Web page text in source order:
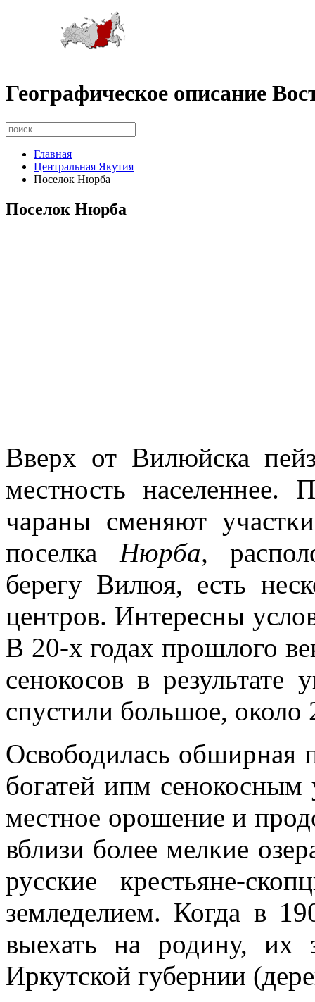
Географическое описание
Главная
Центральная Якутия
Поселок Нюрба
Поселок Нюрба
Вверх от Вилюйска
местность населеннее.
чараны сме­няют
поселка Нюрба,
берегу Вилюя, есть
центров. Интерес­ны
В 20-х годах прошлого
се­нокосов в результате
спустили большое, около
Освободилась обширная
богатей ипм сенокосным
местное орошение и
вблизи более мелкие
русские крестьяне-
земледелием. Когда в
выехать на ро­дину, их
Иркутской губернии